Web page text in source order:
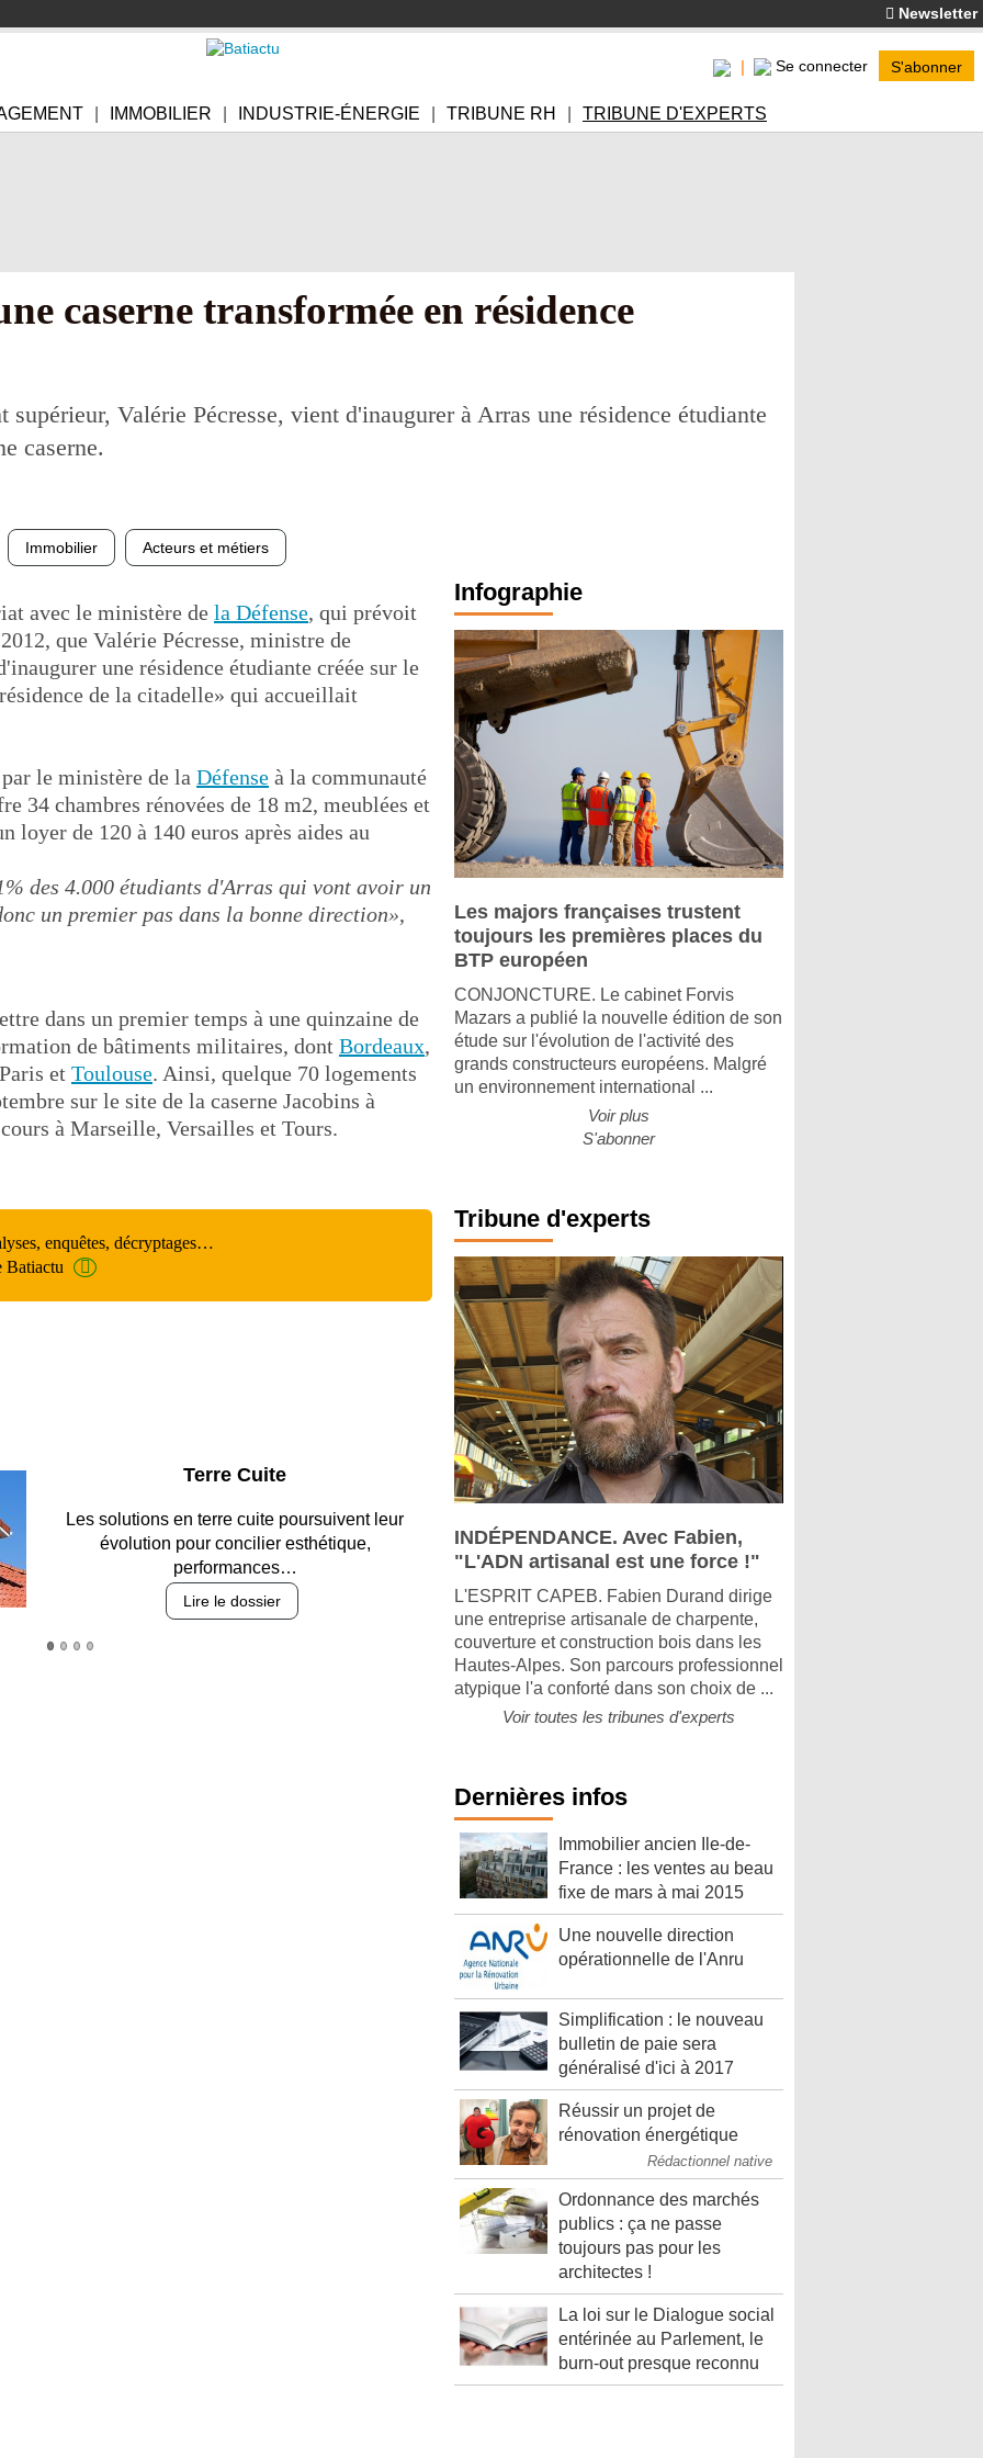
Newsletter
Se connecter S'abonner
IMMOBILIER INDUSTRIE-ÉNERGIE TRIBUNE RH TRIBUNE D'EXPERTS
caserne transformée en résidence
Valérie Pécresse, vient d'inaugurer à Arras une résidence étudiante
caserne.
Immobilier Acteurs et métiers
avec le ministère de la Défense, qui prévoit
que Valérie Pécresse, ministre de
une résidence étudiante créée sur le
de la citadelle» qui accueillait
le ministère de la Défense à la communauté
34 chambres rénovées de 18 m2, meublées et
loyer de 120 à 140 euros après aides au
des 4.000 étudiants d'Arras qui vont avoir un
un premier pas dans la bonne direction»,
dans un premier temps à une quinzaine de
de bâtiments militaires, dont Bordeaux,
et Toulouse. Ainsi, quelque 70 logements
sur le site de la caserne Jacobins à
à Marseille, Versailles et Tours.
enquêtes, décryptages…
Batiactu
Parking et garages
Entre circulation, sécurisation des accès,
durabilité des revêtements et intégration…
Lire le dossier
Infographie
Les majors françaises trustent
toujours les premières places du
BTP européen
CONJONCTURE. Le cabinet Forvis
Mazars a publié la nouvelle édition de son
étude sur l'évolution de l'activité des
grands constructeurs européens. Malgré
un environnement international ...
Voir plus
S'abonner
Tribune d'experts
INDÉPENDANCE. Avec Fabien,
"L'ADN artisanal est une force !"
L'ESPRIT CAPEB. Fabien Durand dirige
une entreprise artisanale de charpente,
couverture et construction bois dans les
Hautes-Alpes. Son parcours professionnel
atypique l'a conforté dans son choix de ...
Voir toutes les tribunes d'experts
Dernières infos
Immobilier ancien Ile-de-
France : les ventes au beau
fixe de mars à mai 2015
Une nouvelle direction
opérationnelle de l'Anru
Simplification : le nouveau
bulletin de paie sera
généralisé d'ici à 2017
Réussir un projet de
rénovation énergétique
Rédactionnel native
Ordonnance des marchés
publics : ça ne passe
toujours pas pour les
architectes !
La loi sur le Dialogue social
entérinée au Parlement, le
burn-out presque reconnu